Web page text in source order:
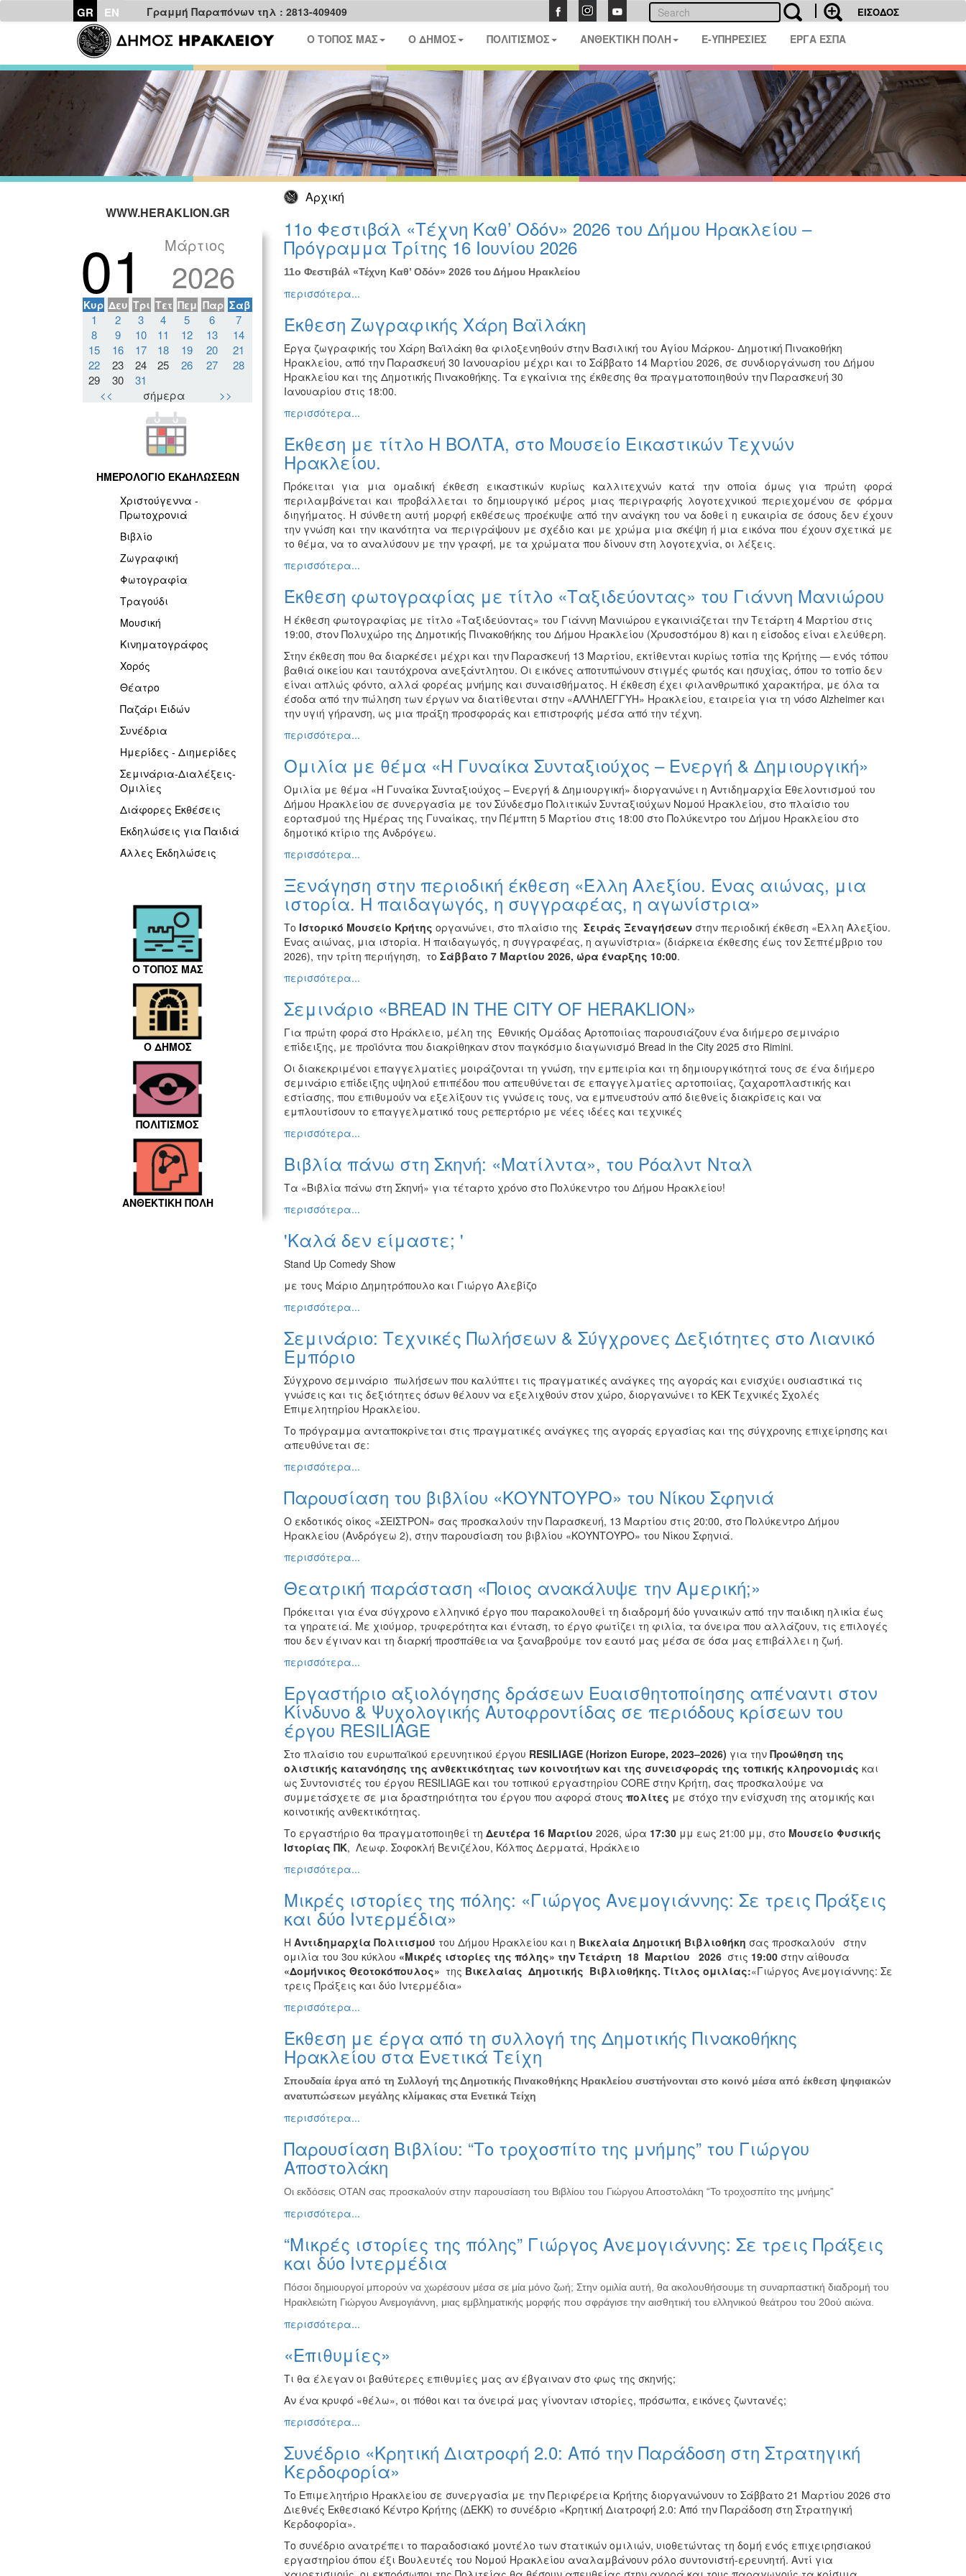
GR EN Γραμμή Παραπόνων τηλ : 2813-409409 ΕΙΣΟΔΟΣ
Ο ΤΟΠΟΣ ΜΑΣ Ο ΔΗΜΟΣ ΠΟΛΙΤΙΣΜΟΣ ΑΝΘΕΚΤΙΚΗ ΠΟΛΗ E-ΥΠΗΡΕΣΙΕΣ ΕΡΓΑ ΕΣΠΑ
Αρχική
WWW.HERAKLION.GR
01 Μάρτιος
2026
Κυρ Δευ Τρι Τετ Πεμ Παρ Σαβ
1 2 3 4 5 6
7
8
9 10 11 12 13
14
15
16 17 18 19 20
21
22
23 24 25 26 27
28
29
30
31
<<
σήμερα >>
ΗΜΕΡΟΛΟΓΙΟ ΕΚΔΗΛΩΣΕΩΝ
Χριστούγεννα -
Πρωτοχρονιά
Βιβλίο
Ζωγραφική
Φωτογραφία
Τραγούδι
Μουσική
Κινηματογράφος
Χορός
Θέατρο
Παζάρι Ειδών
Συνέδρια
Ημερίδες - Διημερίδες
Σεμινάρια-Διαλέξεις-
Ομιλίες
Διάφορες Εκθέσεις
Εκδηλώσεις για Παιδιά
Άλλες Εκδηλώσεις
Ο ΤΟΠΟΣ ΜΑΣ
Ο ΔΗΜΟΣ
ΠΟΛΙΤΙΣΜΟΣ
ΑΝΘΕΚΤΙΚΗ ΠΟΛΗ
11ο Φεστιβάλ «Τέχνη Καθ’ Οδόν» 2026 του Δήμου Ηρακλείου –
Πρόγραμμα Τρίτης 16 Ιουνίου 2026
11ο Φεστιβάλ «Τέχνη Καθ’ Οδόν» 2026 του Δήμου Ηρακλείου
περισσότερα...
Έκθεση Ζωγραφικής Χάρη Βαϊλάκη
Έργα ζωγραφικής του Χάρη Βαϊλάκη θα φιλοξενηθούν στην Βασιλική του Αγίου Μάρκου- Δημοτική Πινακοθήκη
Ηρακλείου, από την Παρασκευή 30 Ιανουαρίου μέχρι και το Σάββατο 14 Μαρτίου 2026, σε συνδιοργάνωση του Δήμου
Ηρακλείου και της Δημοτικής Πινακοθήκης. Τα εγκαίνια της έκθεσης θα πραγματοποιηθούν την Παρασκευή 30
Ιανουαρίου στις 18:00.
περισσότερα...
Έκθεση με τίτλο Η ΒΟΛΤΑ, στο Μουσείο Εικαστικών Τεχνών
Ηρακλείου.
Πρόκειται για μια ομαδική έκθεση εικαστικών κυρίως καλλιτεχνών κατά την οποία όμως για πρώτη φορά
περιλαμβάνεται και προβάλλεται το δημιουργικό μέρος μιας περιγραφής λογοτεχνικού περιεχομένου σε φόρμα
διηγήματος. Η σύνθετη αυτή μορφή εκθέσεως προέκυψε από την ανάγκη του να δοθεί η ευκαιρία σε όσους δεν έχουν
την γνώση και την ικανότητα να περιγράψουν με σχέδιο και με χρώμα μια σκέψη ή μια εικόνα που έχουν σχετικά με
το θέμα, να το αναλύσουν με την γραφή, με τα χρώματα που δίνουν στη λογοτεχνία, οι λέξεις.
περισσότερα...
Έκθεση φωτογραφίας με τίτλο «Ταξιδεύοντας» του Γιάννη Μανιώρου
Η έκθεση φωτογραφίας με τίτλο «Ταξιδεύοντας» του Γιάννη Μανιώρου εγκαινιάζεται την Τετάρτη 4 Μαρτίου στις
19:00, στον Πολυχώρο της Δημοτικής Πινακοθήκης του Δήμου Ηρακλείου (Χρυσοστόμου 8) και η είσοδος είναι ελεύθερη.
Στην έκθεση που θα διαρκέσει μέχρι και την Παρασκευή 13 Μαρτίου, εκτίθενται κυρίως τοπία της Κρήτης — ενός τόπου
βαθιά οικείου και ταυτόχρονα ανεξάντλητου. Οι εικόνες αποτυπώνουν στιγμές φωτός και ησυχίας, όπου το τοπίο δεν
είναι απλώς φόντο, αλλά φορέας μνήμης και συναισθήματος. Η έκθεση έχει φιλανθρωπικό χαρακτήρα, με όλα τα
έσοδα από την πώληση των έργων να διατίθενται στην «ΑΛΛΗΛΕΓΓΥΗ» Ηρακλείου, εταιρεία για τη νόσο Alzheimer και
την υγιή γήρανση, ως μια πράξη προσφοράς και επιστροφής μέσα από την τέχνη.
περισσότερα...
Ομιλία με θέμα «Η Γυναίκα Συνταξιούχος – Ενεργή & Δημιουργική»
Ομιλία με θέμα «Η Γυναίκα Συνταξιούχος – Ενεργή & Δημιουργική» διοργανώνει η Αντιδημαρχία Εθελοντισμού του
Δήμου Ηρακλείου σε συνεργασία με τον Σύνδεσμο Πολιτικών Συνταξιούχων Νομού Ηρακλείου, στο πλαίσιο του
εορτασμού της Ημέρας της Γυναίκας, την Πέμπτη 5 Μαρτίου στις 18:00 στο Πολύκεντρο του Δήμου Ηρακλείου στο
δημοτικό κτίριο της Ανδρόγεω.
περισσότερα...
Ξενάγηση στην περιοδική έκθεση «Έλλη Αλεξίου. Ένας αιώνας, μια
ιστορία. Η παιδαγωγός, η συγγραφέας, η αγωνίστρια»
Το Ιστορικό Μουσείο Κρήτης οργανώνει, στο πλαίσιο της Σειράς Ξεναγήσεωνστην περιοδική έκθεση «Έλλη Αλεξίου.
Ένας αιώνας, μια ιστορία. Η παιδαγωγός, η συγγραφέας, η αγωνίστρια» (διάρκεια έκθεσης έως τον Σεπτέμβριο του
2026), την τρίτη περιήγηση, το Σάββατο 7 Μαρτίου 2026, ώρα έναρξης 10:00.
περισσότερα...
Σεμινάριο «BREAD IN THE CITY OF HERAKLION»
Για πρώτη φορά στο Ηράκλειο, μέλη της Εθνικής Ομάδας Αρτοποιίας παρουσιάζουν ένα διήμερο σεμινάριο
επίδειξης, με προϊόντα που διακρίθηκαν στον παγκόσμιο διαγωνισμό Bread in the City 2025 στο Rimini.
Οι διακεκριμένοι επαγγελματίες μοιράζονται τη γνώση, την εμπειρία και τη δημιουργικότητά τους σε ένα διήμερο
σεμινάριο επίδειξης υψηλού επιπέδου που απευθύνεται σε επαγγελματίες αρτοποιίας, ζαχαροπλαστικής και
εστίασης, που επιθυμούν να εξελίξουν τις γνώσεις τους, να εμπνευστούν από διεθνείς διακρίσεις και να
εμπλουτίσουν το επαγγελματικό τους ρεπερτόριο με νέες ιδέες και τεχνικές
περισσότερα...
Βιβλία πάνω στη Σκηνή: «Ματίλντα», του Ρόαλντ Νταλ
Τα «Βιβλία πάνω στη Σκηνή» για τέταρτο χρόνο στο Πολύκεντρο του Δήμου Ηρακλείου!
περισσότερα...
'Καλά δεν είμαστε; '
Stand Up Comedy Show
με τους Μάριο Δημητρόπουλο και Γιώργο Αλεβίζο
περισσότερα...
Σεμινάριο: Τεχνικές Πωλήσεων & Σύγχρονες Δεξιότητες στο Λιανικό
Εμπόριο
Σύγχρονο σεμινάριο πωλήσεων που καλύπτει τις πραγματικές ανάγκες της αγοράς και ενισχύει ουσιαστικά τις
γνώσεις και τις δεξιότητες όσων θέλουν να εξελιχθούν στον χώρο, διοργανώνει το ΚΕΚ Τεχνικές Σχολές
Επιμελητηρίου Ηρακλείου.
Το πρόγραμμα ανταποκρίνεται στις πραγματικές ανάγκες της αγοράς εργασίας και της σύγχρονης επιχείρησης και
απευθύνεται σε:
περισσότερα...
Παρουσίαση του βιβλίου «ΚΟΥΝΤΟΥΡΟ» του Νίκου Σφηνιά
Ο εκδοτικός οίκος «ΣΕΙΣΤΡΟΝ» σας προσκαλούν την Παρασκευή, 13 Μαρτίου στις 20:00, στο Πολύκεντρο Δήμου
Ηρακλείου (Ανδρόγεω 2), στην παρουσίαση του βιβλίου «ΚΟΥΝΤΟΥΡΟ» του Νίκου Σφηνιά.
περισσότερα...
Θεατρική παράσταση «Ποιος ανακάλυψε την Αμερική;»
Πρόκειται για ένα σύγχρονο ελληνικό έργο που παρακολουθεί τη διαδρομή δύο γυναικών από την παιδικη ηλικία έως
τα γηρατειά. Με χιούμορ, τρυφερότητα και ένταση, το έργο φωτίζει τη φιλία, τα όνειρα που αλλάζουν, τις επιλογές
που δεν έγιναν και τη διαρκή προσπάθεια να ξαναβρούμε τον εαυτό μας μέσα σε όσα μας επιβάλλει η ζωή.
περισσότερα...
Εργαστήριο αξιολόγησης δράσεων Ευαισθητοποίησης απέναντι στον
Κίνδυνο & Ψυχολογικής Αυτοφροντίδας σε περιόδους κρίσεων του
έργου RESILIAGE
Στο πλαίσιο του ευρωπαϊκού ερευνητικού έργου RESILIAGE (Horizon Europe, 2023–2026) για την Προώθηση της
ολιστικής κατανόησης της ανθεκτικότητας των κοινοτήτων και της συνεισφοράς της τοπικής κληρονομιάς και
ως Συντονιστές του έργου RESILIAGE και του τοπικού εργαστηρίου CORE στην Κρήτη, σας προσκαλούμε να
συμμετάσχετε σε μια δραστηριότητα του έργου που αφορά στους πολίτες με στόχο την ενίσχυση της ατομικής και
κοινοτικής ανθεκτικότητας.
Το εργαστήριο θα πραγματοποιηθεί τη Δευτέρα 16 Μαρτίου 2026, ώρα 17:30μμ εως 21:00 μμ, στο Μουσείο Φυσικής
Ιστορίας ΠΚ, Λεωφ. Σοφοκλή Βενιζέλου, Κόλπος Δερματά, Ηράκλειο
περισσότερα...
Μικρές ιστορίες της πόλης: «Γιώργος Ανεμογιάννης: Σε τρεις Πράξεις
και δύο Ιντερμέδια»
Η Αντιδημαρχία Πολιτισμού του Δήμου Ηρακλείου και η Βικελαία Δημοτική Βιβλιοθήκη σας προσκαλούν στην
ομιλία του 3ου κύκλου «Μικρές ιστορίες της πόλης» την Τετάρτη 18 Μαρτίου 2026 στις 19:00 στην αίθουσα
«Δομήνικος Θεοτοκόπουλος» της Βικελαίας Δημοτικής Βιβλιοθήκης. Τίτλος ομιλίας:«Γιώργος Ανεμογιάννης: Σε
τρεις Πράξεις και δύο Ιντερμέδια»
περισσότερα...
Έκθεση με έργα από τη συλλογή της Δημοτικής Πινακοθήκης
Ηρακλείου στα Ενετικά Τείχη
Σπουδαία έργα από τη Συλλογή της Δημοτικής Πινακοθήκης Ηρακλείου συστήνονται στο κοινό μέσα από έκθεση ψηφιακών
ανατυπώσεων μεγάλης κλίμακας στα Ενετικά Τείχη
περισσότερα...
Παρουσίαση Βιβλίου: “Το τροχοσπίτο της μνήμης” του Γιώργου
Αποστολάκη
Οι εκδόσεις ΟΤΑΝ σας προσκαλούν στην παρουσίαση του Βιβλίου του Γιώργου Αποστολάκη “Το τροχοσπίτο της μνήμης”
περισσότερα...
“Μικρές ιστορίες της πόλης” Γιώργος Ανεμογιάννης: Σε τρεις Πράξεις
και δύο Ιντερμέδια
Πόσοι δημιουργοί μπορούν να χωρέσουν μέσα σε μία μόνο ζωή; Στην ομιλία αυτή, θα ακολουθήσουμε τη συναρπαστική διαδρομή του
Ηρακλειώτη Γιώργου Ανεμογιάννη, μιας εμβληματικής μορφής που σφράγισε την αισθητική του ελληνικού θεάτρου του 20ού αιώνα.
περισσότερα...
«Επιθυμίες»
Τι θα έλεγαν οι βαθύτερες επιθυμίες μας αν έβγαιναν στο φως της σκηνής;
Αν ένα κρυφό «θέλω», οι πόθοι και τα όνειρά μας γίνονταν ιστορίες, πρόσωπα, εικόνες ζωντανές;
περισσότερα...
Συνέδριο «Κρητική Διατροφή 2.0: Από την Παράδοση στη Στρατηγική
Κερδοφορία»
Το Επιμελητήριο Ηρακλείου σε συνεργασία με την Περιφέρεια Κρήτης διοργανώνουν το Σάββατο 21 Μαρτίου 2026 στο
Διεθνές Εκθεσιακό Κέντρο Κρήτης (ΔΕΚΚ) το συνέδριο «Κρητική Διατροφή 2.0: Από την Παράδοση στη Στρατηγική
Κερδοφορία».
Το συνέδριο ανατρέπει το παραδοσιακό μοντέλο των στατικών ομιλιών, υιοθετώντας τη δομή ενός επιχειρησιακού
εργαστηρίου όπου έξι Βουλευτές του Νομού Ηρακλείου αναλαμβάνουν ρόλο συντονιστή-ερευνητή. Αντί για